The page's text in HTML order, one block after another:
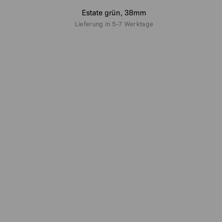
Estate grün, 38mm
Lieferung in 5-7 Werktage